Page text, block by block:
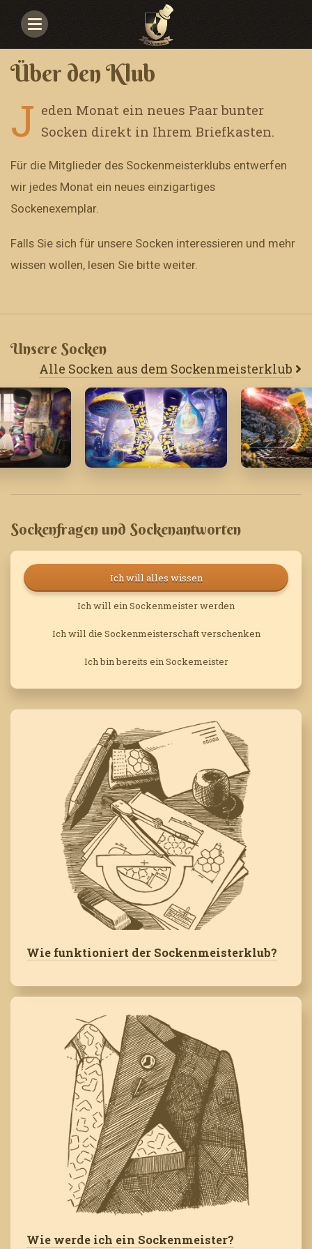
Navigace
Über den Klub
J eden Monat ein neues Paar bunter
Socken direkt in Ihrem Briefkasten.
Für die Mitglieder des Sockenmeisterklubs entwerfen
wir jedes Monat ein neues einzigartiges
Sockenexemplar.
Falls Sie sich für unsere Socken interessieren und mehr
wissen wollen, lesen Sie bitte weiter.
Unsere Socken
Alle Socken aus dem Sockenmeisterklub
Sockenfragen und Sockenantworten
Ich will alles wissen
Ich will ein Sockenmeister werden
Ich will die Sockenmeisterschaft verschenken
Ich bin bereits ein Sockemeister
Wie funktioniert der Sockenmeisterklub?
Wie werde ich ein Sockenmeister?